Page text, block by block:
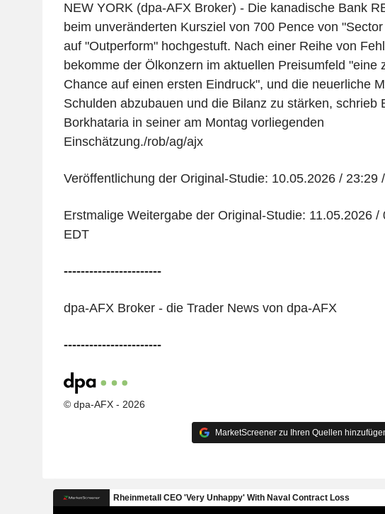
NEW YORK (dpa-AFX Broker) - Die kanadische Bank
beim unveränderten Kursziel von 700 Pence von
auf "Outperform" hochgestuft. Nach einer Reihe von
bekomme der Ölkonzern im aktuellen Preisumfeld "eine
Chance auf einen ersten Eindruck", und die neuerliche
Schulden abzubauen und die Bilanz zu stärken, schrieb
Borkhataria in seiner am Montag vorliegenden
Einschätzung./rob/ag/ajx
Veröffentlichung der Original-Studie: 10.05.2026 / 23:29
Erstmalige Weitergabe der Original-Studie: 11.05.2026 /
EDT
-----------------------
dpa-AFX Broker - die Trader News von dpa-AFX
-----------------------
© dpa-AFX - 2026
MarketScreener zu Ihren Quellen